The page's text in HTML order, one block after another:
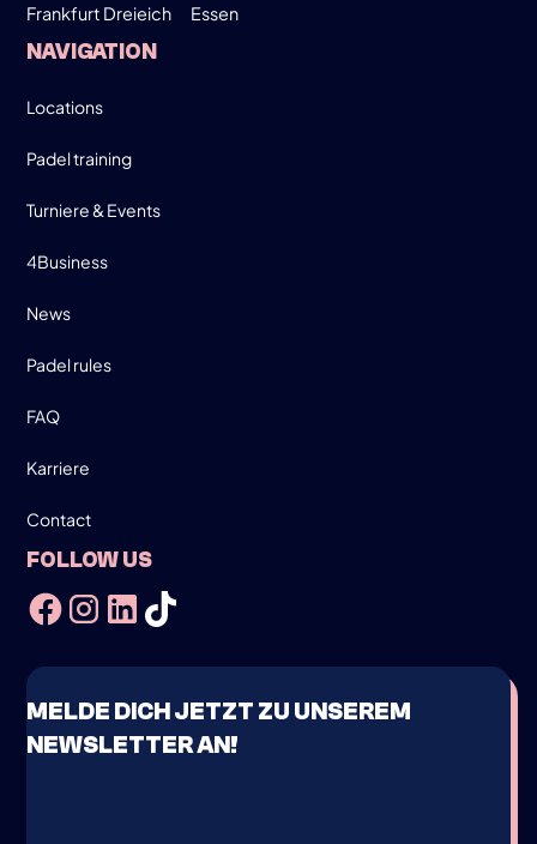
Frankfurt Dreieich Essen
NAVIGATION
Locations
Padel training
Turniere & Events
4Business
News
Padel rules
FAQ
Karriere
Contact
FOLLOW US
MELDE DICH JETZT ZU UNSEREM
NEWSLETTER AN!